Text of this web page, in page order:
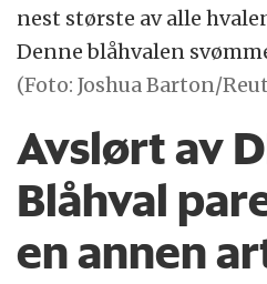
nest største av alle
Denne blåhvalen
(Foto: Joshua Barton/
Avslørt av
Blåhval
en annen